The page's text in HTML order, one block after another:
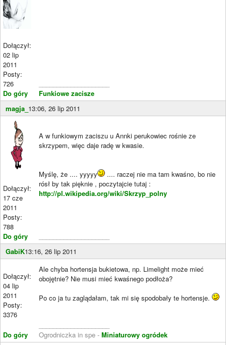
Dołączył:
02 lip
2011
Posty:
726
Do góry
Funkiowe zacisze
magja_ 13:06, 26 lip 2011
Dołączył:
17 cze
2011
Posty:
788
Do góry
A w funkiowym zaciszu u Annki perukowiec rośnie ze
skrzypem, więc daje radę w kwasie.
Myślę, że .... yyyyy
.... raczej nie ma tam kwaśno, bo nie
rósł by tak pięknie , poczytajcie tutaj :
http://pl.wikipedia.org/wiki/Skrzyp_polny
GabiK13:16, 26 lip 2011
Dołączył:
04 lip
2011
Posty:
3376
Do góry
Ale chyba hortensja bukietowa, np. Limelight może mieć
obojętnie? Nie musi mieć kwaśnego podłoża?
Po co ja tu zaglądałam, tak mi się spodobały te hortensje.
Ogrodniczka in spe - Miniaturowy ogródek